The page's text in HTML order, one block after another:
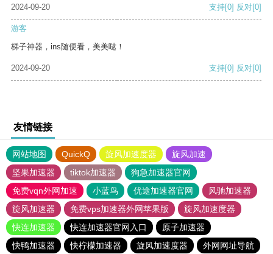
2024-09-20
支持[0] 反对[0]
游客
梯子神器，ins随便看，美美哒！
2024-09-20 支持[0] 反对[0]
友情链接
网站地图 QuickQ 旋风加速度器
旋风加速
坚果加速器
tiktok加速器
狗急加速器官网
免费vqn外网加速
小蓝鸟 优途加速器官网
风驰加速器
旋风加速器
免费vps加速器外网苹果版
旋风加速度器
快连加速器
快连加速器官网入口
原子加速器
快鸭加速器
快柠檬加速器 旋风加速度器 外网网址导航